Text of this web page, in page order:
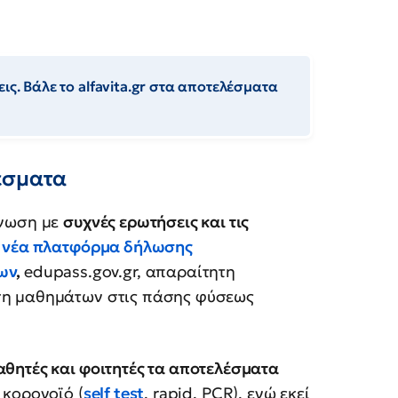
Βάλε το alfavita.gr στα αποτελέσματα
μεσυχνές ερωτήσεις και τις
νέα πλατφόρμα δήλωσης
,edupass.gov.gr, απαραίτητη
μαθημάτων στις πάσης φύσεως
και φοιτητές τα αποτελέσματα
(self test, rapid, PCR), ενώ εκεί